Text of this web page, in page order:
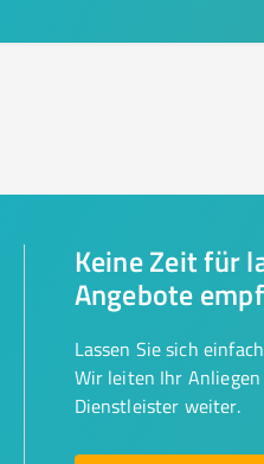
Keine Zeit für
Angebote
Lassen Sie sich
Wir leiten Ihr
Dienstleister weiter.